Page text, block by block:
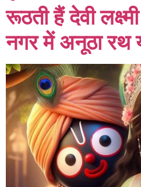
रूठती हैं देवी
नगर में अनूठा रथ